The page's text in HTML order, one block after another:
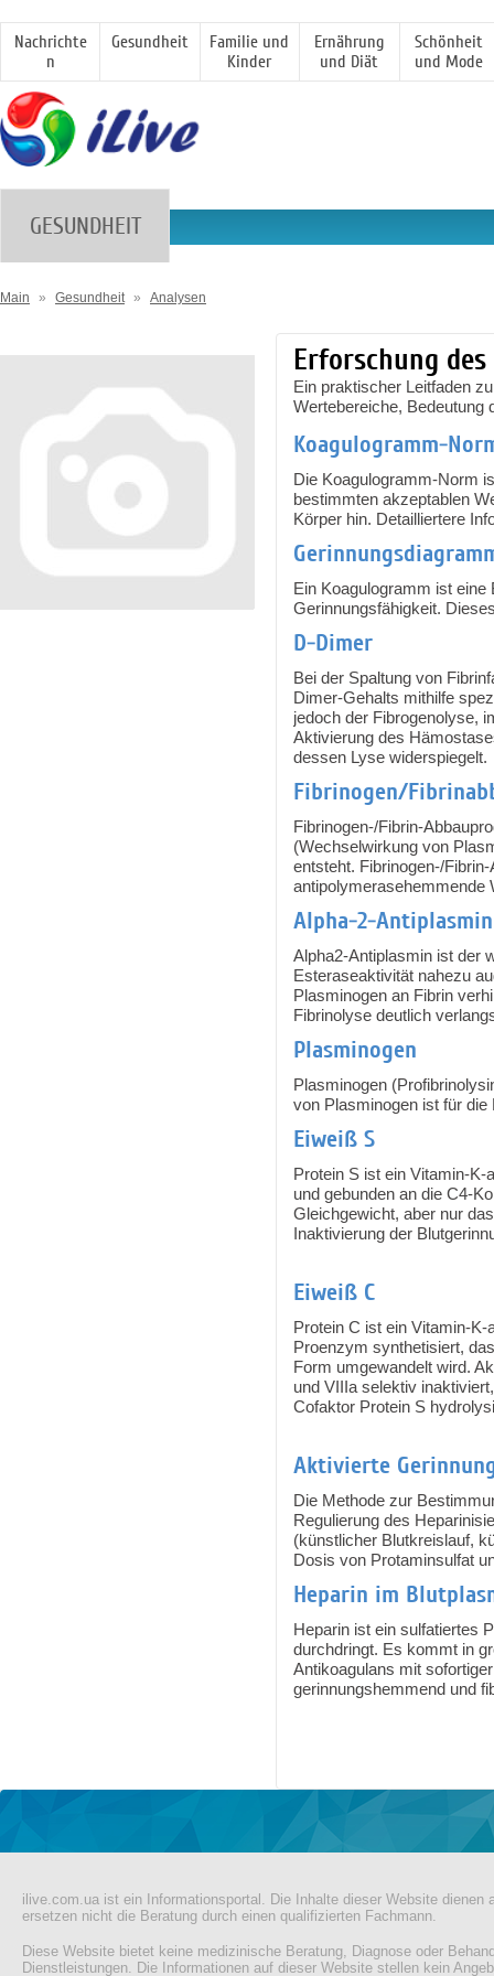
Nachrichte
n
Gesundheit
Familie und
Kinder
Ernährung
und Diät
Schönheit
und Mode
GESUNDHEIT
Main » Gesundheit » Analysen
Erforschung
Ein praktischer Leitfaden
Wertebereiche, Bedeutung
Koagulogramm-
Die Koagulogramm-Norm
bestimmten akzeptablen
Körper hin. Detailliertere
Ein Koagulogramm ist
Gerinnungsfähigkeit.
D-Dimer
Bei der Spaltung von
Dimer-Gehalts mithilfe
jedoch der Fibrogenolyse,
Aktivierung des
dessen Lyse widerspiegelt.
Fibrinogen/
Fibrinogen-/Fibrin-
(Wechselwirkung von
entsteht. Fibrinogen-/
antipolymerasehemmende
Alpha-2-Antiplasmin
Alpha2-Antiplasmin ist der
Esteraseaktivität nahezu
Plasminogen an Fibrin
Fibrinolyse deutlich
Plasminogen
Plasminogen
von Plasminogen ist für
Eiweiß S
Protein S ist ein Vitamin-
und gebunden an die C4-
Gleichgewicht, aber nur
Inaktivierung der
Eiweiß C
Protein C ist ein Vitamin-
Proenzym synthetisiert,
Form umgewandelt wird.
und VIIIa selektiv
Cofaktor Protein S
Aktivierte
Die Methode zur
Regulierung des
(künstlicher Blutkreislauf,
Dosis von Protaminsulfat
Heparin im
Heparin ist ein sulfatiertes
durchdringt. Es kommt in
Antikoagulans mit
gerinnungshemmend und
ilive.com.ua ist ein Informationsportal. Die Inhalte dieser Website
ersetzen nicht die Beratung durch einen qualifizierten Fachmann.
Diese Website bietet keine medizinische Beratung, Diagnose oder
Dienstleistungen. Die Informationen auf dieser Website stellen kein